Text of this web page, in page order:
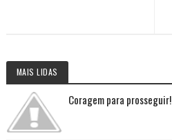
MAIS LIDAS
Coragem para prosseguir!